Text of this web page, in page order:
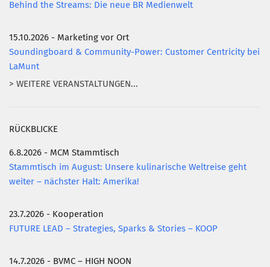
Behind the Streams: Die neue BR Medienwelt
15.10.2026 - Marketing vor Ort
Soundingboard & Community-Power: Customer Centricity bei
LaMunt
> WEITERE VERANSTALTUNGEN...
RÜCKBLICKE
6.8.2026 - MCM Stammtisch
Stammtisch im August: Unsere kulinarische Weltreise geht
weiter – nächster Halt: Amerika!
23.7.2026 - Kooperation
FUTURE LEAD – Strategies, Sparks & Stories – KOOP
14.7.2026 - BVMC – HIGH NOON